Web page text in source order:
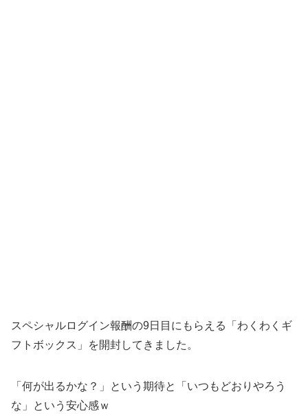
スペシャルログイン報酬の9日目にもらえる「わくわくギ
フトボックス」を開封してきました。
「何が出るかな？」という期待と「いつもどおりやろう
な」という安心感ｗ